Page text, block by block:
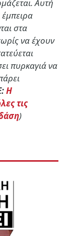
Αυτή
έμπειρα
στα
να έχουν
πυρκαγιά να
Η
τις
)